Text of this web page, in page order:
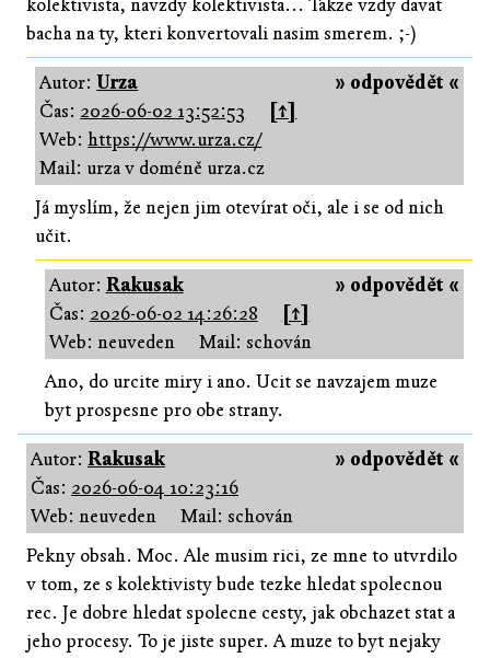
kolektivista, navzdy kolektivista... Takze vzdy davat
bacha na ty, kteri konvertovali nasim smerem. ;-)
» odpovědět «
Autor:Urza
Čas: 2026-06-02 13:52:53
[↑]
Web:https://www.urza.cz/
Mail: urza v doméně urza.cz
Já myslím, že nejen jim otevírat oči, ale i se od nich
učit.
» odpovědět «
Autor: Rakusak
Čas: 2026-06-02 14:26:28
[↑]
Web: neuveden
Mail: schován
Ano, do urcite miry i ano. Ucit se navzajem muze
byt prospesne pro obe strany.
» odpovědět «
Autor: Rakusak
Čas: 2026-06-04 10:23:16
Web: neuveden
Mail: schován
Pekny obsah. Moc. Ale musim rici, ze mne to utvrdilo
v tom, ze s kolektivisty bude tezke hledat spolecnou
rec. Je dobre hledat spolecne cesty, jak obchazet stat a
jeho procesy. To je jiste super. A muze to byt nejaky